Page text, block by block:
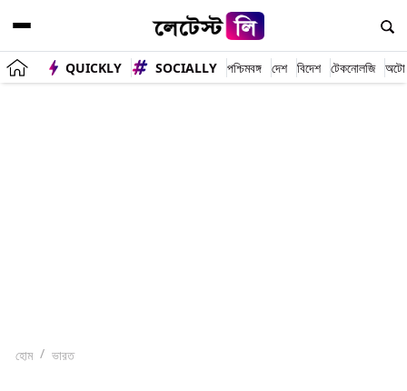
QUICKLY SOCIALLY পশ্চিমবঙ্গ দেশ বিদেশ টেকনোলজি অটো
হোম ভারত